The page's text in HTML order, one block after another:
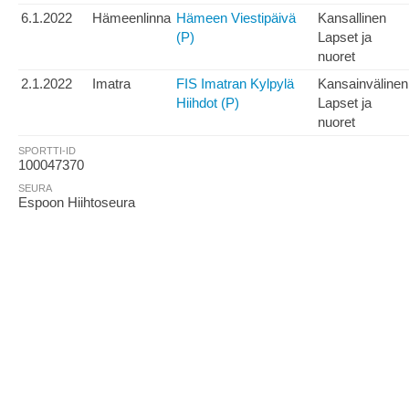
6.1.2022
Hämeenlinna Hämeen Viestipäivä
(P)
Kansallinen
Lapset ja
nuoret
2.1.2022
Imatra
FIS Imatran Kylpylä
Hiihdot (P)
Kansainvälinen
Lapset ja
nuoret
SPORTTI-ID
100047370
SEURA
Espoon Hiihtoseura